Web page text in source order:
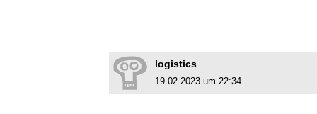
logistics
19.02.2023 um 22:34